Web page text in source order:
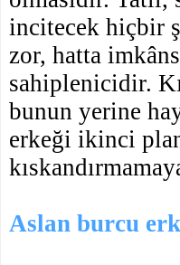
incitecek hiçbir
zor, hatta
sahiplenicidir.
bunun yerine
erkeği ikinci
Aslan burcu